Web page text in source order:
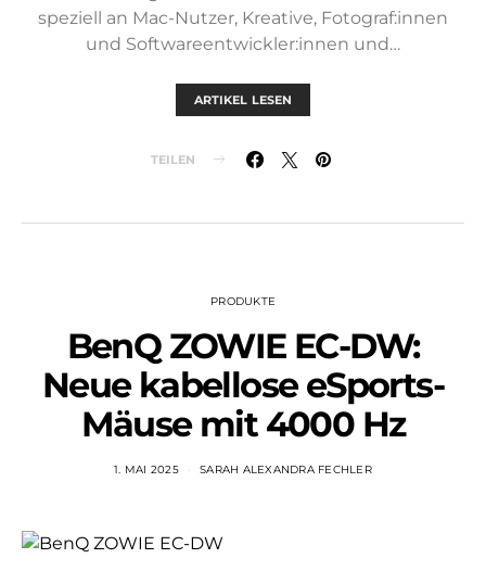
speziell an Mac-Nutzer, Kreative, Fotograf:innen
und Softwareentwickler:innen und…
ARTIKEL LESEN
TEILEN
PRODUKTE
BenQ ZOWIE EC-DW:
Neue kabellose eSports-
Mäuse mit 4000 Hz
1. MAI 2025 SARAH ALEXANDRA FECHLER